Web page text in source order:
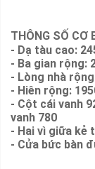
THÔNG SỐ CƠ
- Dạ tàu cao:
- Ba gian rộng:
- Lòng nhà
- Hiên rộng:
- Cột cái vanh
vanh 780
- Hai vì giữa kẻ
- Cửa bức bàn